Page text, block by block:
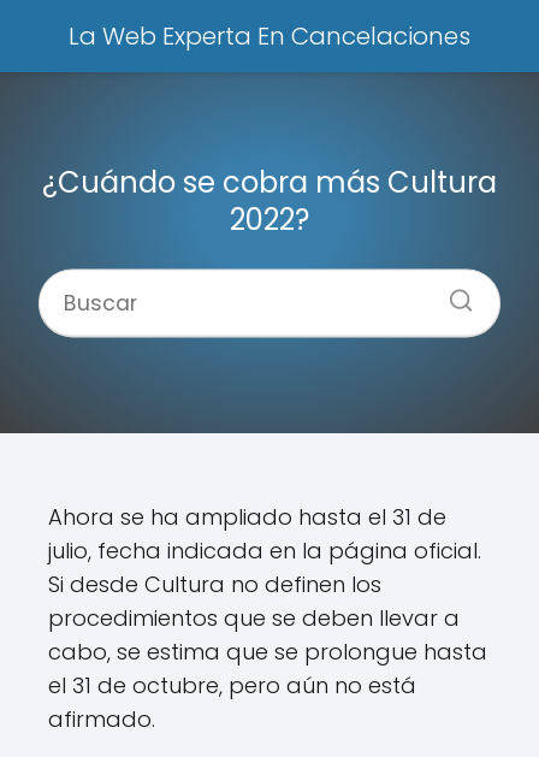
La Web Experta En Cancelaciones
¿Cuándo se cobra más Cultura
2022?
Ahora se ha ampliado hasta el 31 de
julio, fecha indicada en la página oficial.
Si desde Cultura no definen los
procedimientos que se deben llevar a
cabo, se estima que se prolongue hasta
el 31 de octubre, pero aún no está
afirmado.